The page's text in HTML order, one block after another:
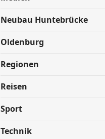
Neubau Huntebrücke
Oldenburg
Regionen
Reisen
Sport
Technik